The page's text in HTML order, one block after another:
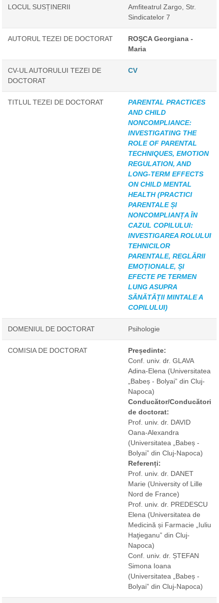
LOCUL SUSȚINERII
Amfiteatrul Zargo, Str.
Sindicatelor 7
AUTORUL TEZEI DE DOCTORAT
ROŞCA Georgiana -
Maria
CV-UL AUTORULUI TEZEI DE
DOCTORAT
CV
TITLUL TEZEI DE DOCTORAT
PARENTAL PRACTICES
AND CHILD
NONCOMPLIANCE:
INVESTIGATING THE
ROLE OF PARENTAL
TECHNIQUES, EMOTION
REGULATION, AND
LONG-TERM EFFECTS
ON CHILD MENTAL
HEALTH (PRACTICI
PARENTALE ȘI
NONCOMPLIANȚA ÎN
CAZUL COPILULUI:
INVESTIGAREA ROLULUI
TEHNICILOR
PARENTALE, REGLĂRII
EMOȚIONALE, ȘI
EFECTE PE TERMEN
LUNG ASUPRA
SĂNĂTĂȚII MINTALE A
COPILULUI)
DOMENIUL DE DOCTORAT Psihologie
COMISIA DE DOCTORAT
Președinte:
Conf. univ. dr. GLAVA
Adina-Elena (Universitatea
„Babeș - Bolyai” din Cluj-
Napoca)
Conducător/Conducători
de doctorat:
Prof. univ. dr. DAVID
Oana-Alexandra
(Universitatea „Babeș -
Bolyai” din Cluj-Napoca)
Referenți:
Prof. univ. dr. DANET
Marie (University of Lille
Nord de France)
Prof. univ. dr. PREDESCU
Elena (Universitatea de
Medicină și Farmacie „Iuliu
Haţieganu” din Cluj-
Napoca)
Conf. univ. dr. ȘTEFAN
Simona Ioana
(Universitatea „Babeș -
Bolyai” din Cluj-Napoca)